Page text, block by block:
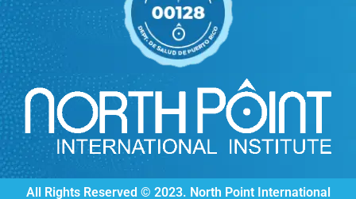
All Rights Reserved © 2023. North Point International